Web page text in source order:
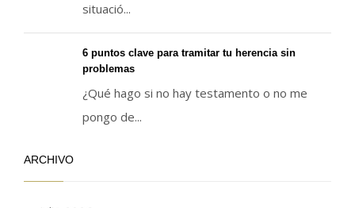
situació...
6 puntos clave para tramitar tu herencia sin
problemas
¿Qué hago si no hay testamento o no me
pongo de...
ARCHIVO